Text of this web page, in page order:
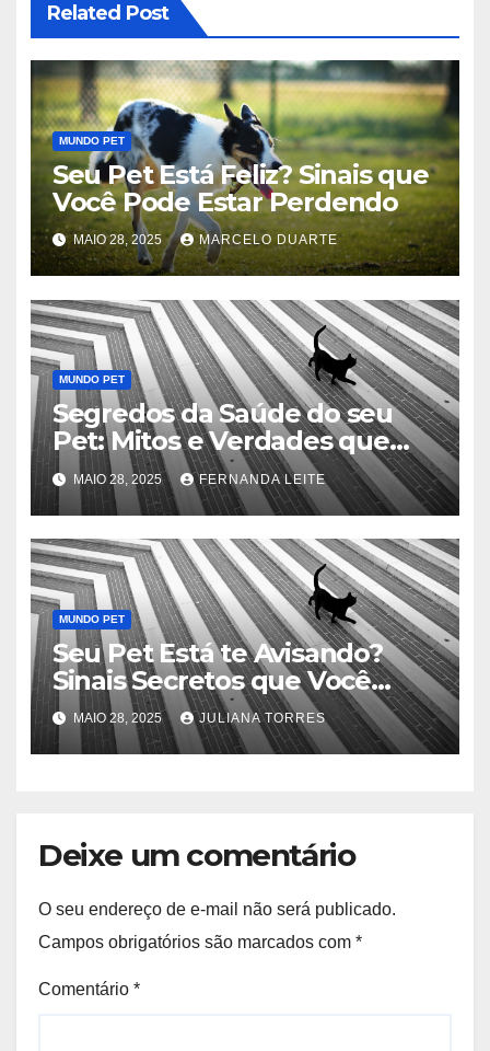
Related Post
MUNDO PET
Seu Pet Está Feliz? Sinais que
Você Pode Estar Perdendo
MAIO 28, 2025 MARCELO DUARTE
MUNDO PET
Segredos da Saúde do seu
Pet: Mitos e Verdades que
Podem Salvar sua Vida
MAIO 28, 2025 FERNANDA LEITE
MUNDO PET
Seu Pet Está te Avisando?
Sinais Secretos que Você
Precisa Conhecer
MAIO 28, 2025 JULIANA TORRES
Deixe um comentário
O seu endereço de e-mail não será publicado.
Campos obrigatórios são marcados com *
Comentário *